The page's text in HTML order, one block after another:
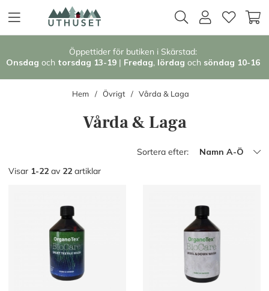
Öppettider för butiken i Skärstad:
Onsdag och torsdag 13-19 | Fredag, lördag och söndag 10-16
Hem Övrigt Vårda & Laga
Vårda & Laga
Sortera efter:
Namn A-Ö
Visar 1-22 av 22 artiklar